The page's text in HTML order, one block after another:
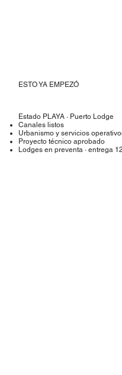
ESTO YA EMPEZÓ
Estado PLAYA · Puerto Lodge
Canales listos
Urbanismo y servicios
Proyecto técnico aprobado
Lodges en preventa · entrega